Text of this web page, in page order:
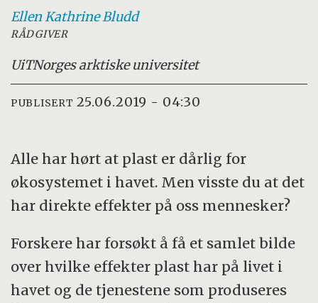
Ellen KathrineBludd
RÅDGIVER
UiTNorges arktiske universitet
PUBLISERT 25.06.2019 - 04:30
Alle har hørt at plast er dårlig for
økosystemet i havet. Men visste du at det
har direkte effekter på oss mennesker?
Forskere har forsøkt å få et samlet bilde
over hvilke effekter plast har på livet i
havet og de tjenestene som produseres